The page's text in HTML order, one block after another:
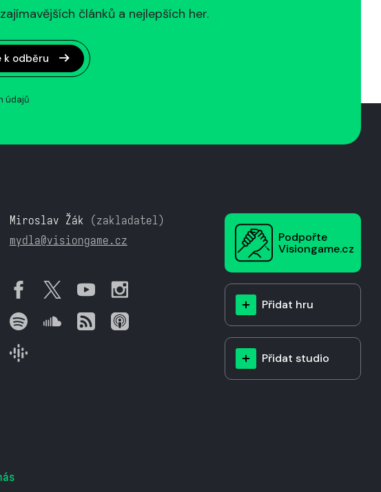
článků a nejlepších her.
k odběru
údajů
Miroslav Žák (zakladatel)
mydla@visiongame.cz
Podpořte
Visiongame.cz
Přidat hru
Přidat studio